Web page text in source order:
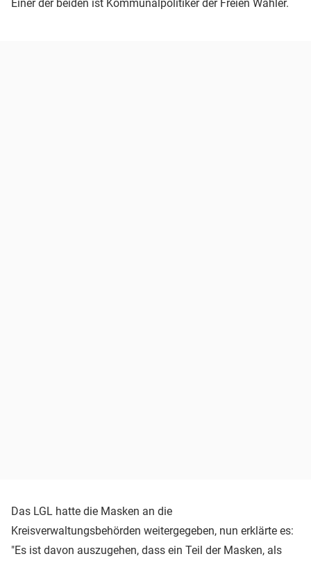
Einer der beiden ist Kommunalpolitiker der Freien Wähler.
Das LGL hatte die Masken an die
Kreisverwaltungsbehörden weitergegeben, nun erklärte es:
"Es ist davon auszugehen, dass ein Teil der Masken, als